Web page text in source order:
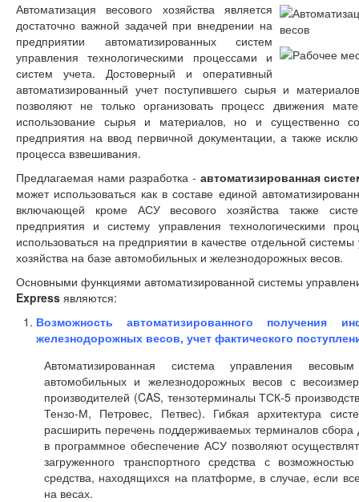
Автоматизация весового хозяйства является
достаточно важной задачей при внедрении на
предприятии автоматизированных систем
управления технологическими процессами и
систем учета. Достоверный и оперативный
автоматизированный учет поступившего сырья и
позволяют не только организовать процесс движения
использование сырья и материалов, но и существенно
предприятия на ввод первичной документации, а также
процесса взвешивания.
Предлагаемая нами разработка - автоматизированная
может использоваться как в составе единой
включающей кроме АСУ весового хозяйства также
предприятия и систему управления технологическими
использоваться на предприятии в качестве отдельной
хозяйства на базе автомобильных и железнодорожных весов.
Основными функциями автоматизированной системы
Express являются:
Возможность автоматизированного получения
железнодорожных весов, учет фактического
Автоматизированная система управления
автомобильных и железнодорожных весов с
производителей (CAS, тензотерминалы ТСК-5
Тензо-М, Петровес, Петвес). Гибкая архитектура
расширить перечень поддерживаемых терминалов
в программное обеспечение АСУ позволяют
загруженного транспортного средства с
средства, находящихся на платформе, в случае, если
на весах.